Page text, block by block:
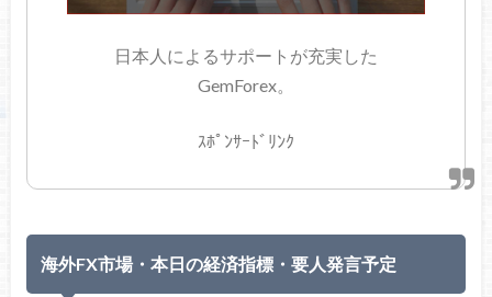
日本人によるサポートが充実した
GemForex。
ｽﾎﾟﾝｻｰﾄﾞﾘﾝｸ
海外FX市場・本日の経済指標・要人発言予定